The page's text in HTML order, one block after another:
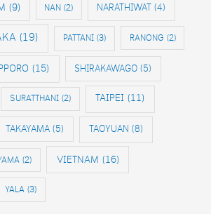
(9) NAN (2) NARATHIWAT (4)
(19) PATTANI (3) RANONG (2)
(15) SHIRAKAWAGO (5)
SURATTHANI (2) TAIPEI (11)
TAKAYAMA (5) TAOYUAN (8)
(2) VIETNAM (16)
YALA (3)